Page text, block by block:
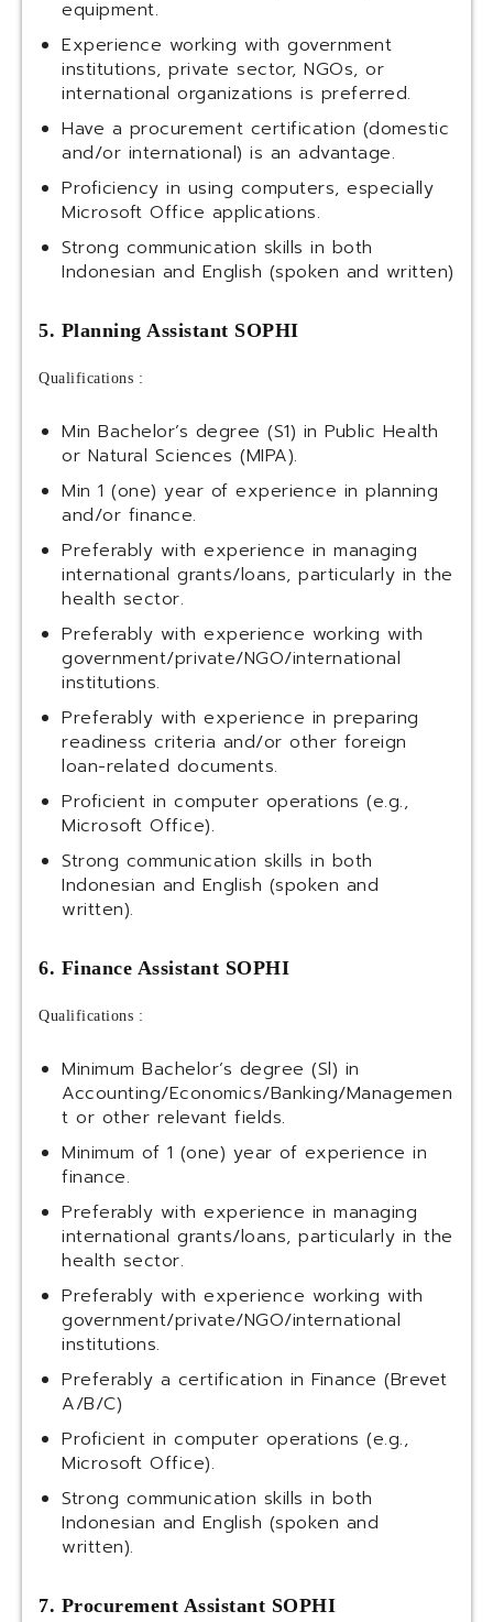
equipment.
Experience working with government
institutions, private sector, NGOs, or
international organizations is preferred.
Have a procurement certification (domestic
and/or international) is an advantage.
Proficiency in using computers, especially
Microsoft Office applications.
Strong communication skills in both
Indonesian and English (spoken and written)
5. Planning Assistant SOPHI
Qualifications :
Min Bachelor’s degree (S1) in Public Health
or Natural Sciences (MIPA).
Min 1 (one) year of experience in planning
and/or finance.
Preferably with experience in managing
international grants/loans, particularly in the
health sector.
Preferably with experience working with
government/private/NGO/international
institutions.
Preferably with experience in preparing
readiness criteria and/or other foreign
loan-related documents.
Proficient in computer operations (e.g.,
Microsoft Office).
Strong communication skills in both
Indonesian and English (spoken and
written).
6. Finance Assistant SOPHI
Qualifications :
Minimum Bachelor’s degree (Sl) in
Accounting/Economics/Banking/Managemen
t or other relevant fields.
Minimum of 1 (one) year of experience in
finance.
Preferably with experience in managing
international grants/loans, particularly in the
health sector.
Preferably with experience working with
government/private/NGO/international
institutions.
Preferably a certification in Finance (Brevet
A/B/C)
Proficient in computer operations (e.g.,
Microsoft Office).
Strong communication skills in both
Indonesian and English (spoken and
written).
7. Procurement Assistant SOPHI